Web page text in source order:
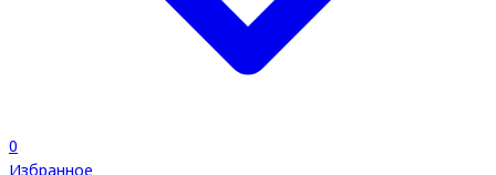
0
Избранное